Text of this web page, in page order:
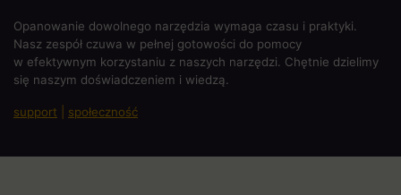
Opanowanie dowolnego narzędzia wymaga czasu i praktyki.
Nasz zespół czuwa w pełnej gotowości do pomocy
w efektywnym korzystaniu z naszych narzędzi. Chętnie dzielimy
się naszym doświadczeniem i wiedzą.
support społeczność